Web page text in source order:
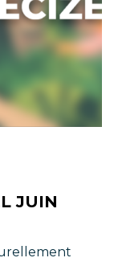
JUIN